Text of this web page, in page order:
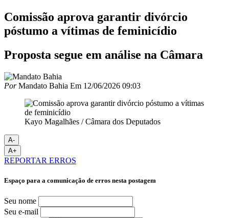
Comissão aprova garantir divórcio
póstumo a vítimas de feminicídio
Proposta segue em análise na Câmara
PorMandato Bahia Em 12/06/2026 09:03
Kayo Magalhães / Câmara dos Deputados
A-
A+
REPORTAR ERROS
Espaço para a comunicação de erros nesta postagem
Seu nome
Seu e-mail